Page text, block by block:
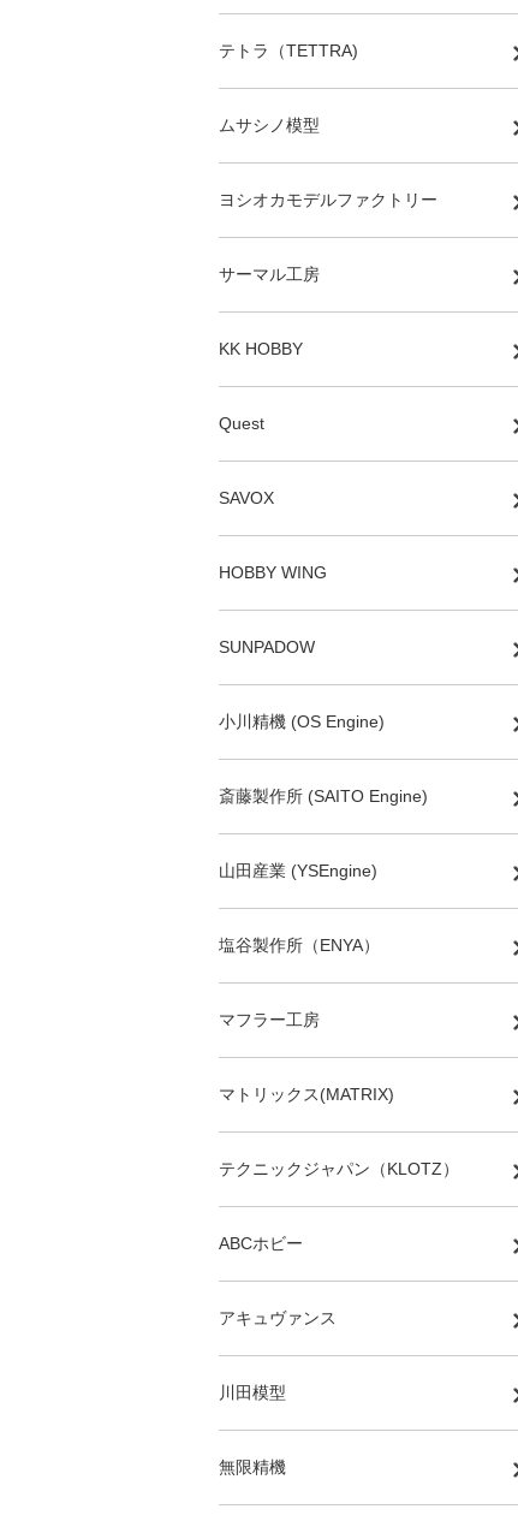
テトラ（TETTRA)
ムサシノ模型
ヨシオカモデルファクトリー
サーマル工房
KK HOBBY
Quest
SAVOX
HOBBY WING
SUNPADOW
小川精機 (OS Engine)
斎藤製作所 (SAITO Engine)
山田産業 (YSEngine)
塩谷製作所（ENYA）
マフラー工房
マトリックス(MATRIX)
テクニックジャパン（KLOTZ）
ABCホビー
アキュヴァンス
川田模型
無限精機